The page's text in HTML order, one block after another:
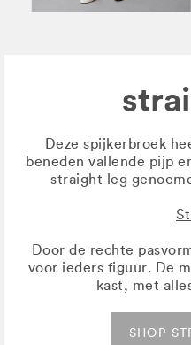
Deze spijkerbroek
beneden vallende pijp
straight leg
Door de rechte
voor ieders figuur. De
kast, met
SHOP